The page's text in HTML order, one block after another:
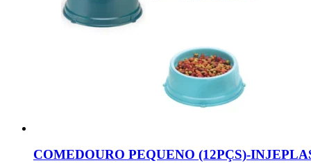
COMEDOURO PEQUENO (12PÇS)-